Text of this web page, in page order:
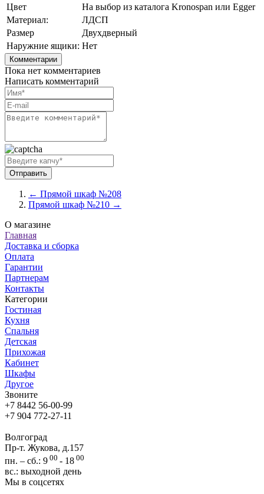
Цвет
На выбор из каталога Kronospan или Egger
Материал:
ЛДСП
Размер
Двухдверный
Наружние ящики: Нет
Комментарии
Пока нет комментариев
Написать комментарий
← Прямой шкаф №208
Прямой шкаф №210 →
О магазине
Главная
Доставка и сборка
Оплата
Гарантии
Партнерам
Контакты
Категории
Гостиная
Кухня
Спальня
Детская
Прихожая
Кабинет
Шкафы
Другое
Звоните
+7 8442 56-00-99
+7 904 772-27-11
Волгоград
Пр-т. Жукова, д.157
пн. – сб.: 9 00 - 18 00
вс.: выходной день
Мы в соцсетях